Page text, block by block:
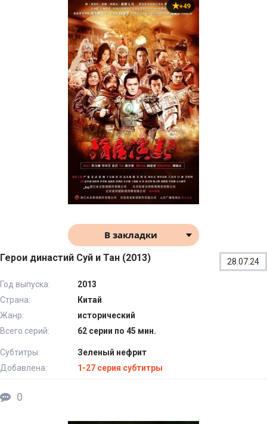
+49
В закладки
Герои династий Суй и Тан (2013) 28.07.24
Год выпуска:
2013
Страна:
Китай
Жанр:
исторический
Всего серий:
62 серии по 45 мин.
Субтитры:
Зеленый нефрит
Добавлена:
1-27 серия субтитры
0